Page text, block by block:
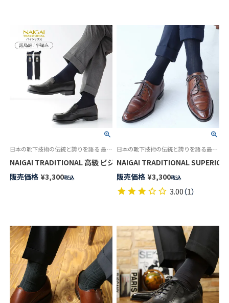
日本の靴下技術の伝統と誇りを語る 最高級の紳士靴下
販売価格 ¥3,300税込
日本の靴下技術の伝統と誇りを語る最高級の紳士靴下 ビジネス メンズ ソックス
NAIGAI TRADITIONAL
販売価格 ¥3,300税込
3.00（1）